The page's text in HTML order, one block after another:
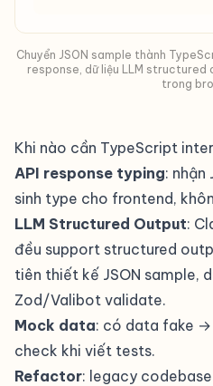
Chuyển JSON sample thành
response, dữ liệu LLM
trong
Khi nào cần TypeScript
API response typing: nhận
sinh type cho frontend,
LLM Structured Output:
đều support structured
tiên thiết kế JSON sample,
Zod/Valibot validate.
Mock data: có data fake
check khi viết tests.
Refactor: legacy